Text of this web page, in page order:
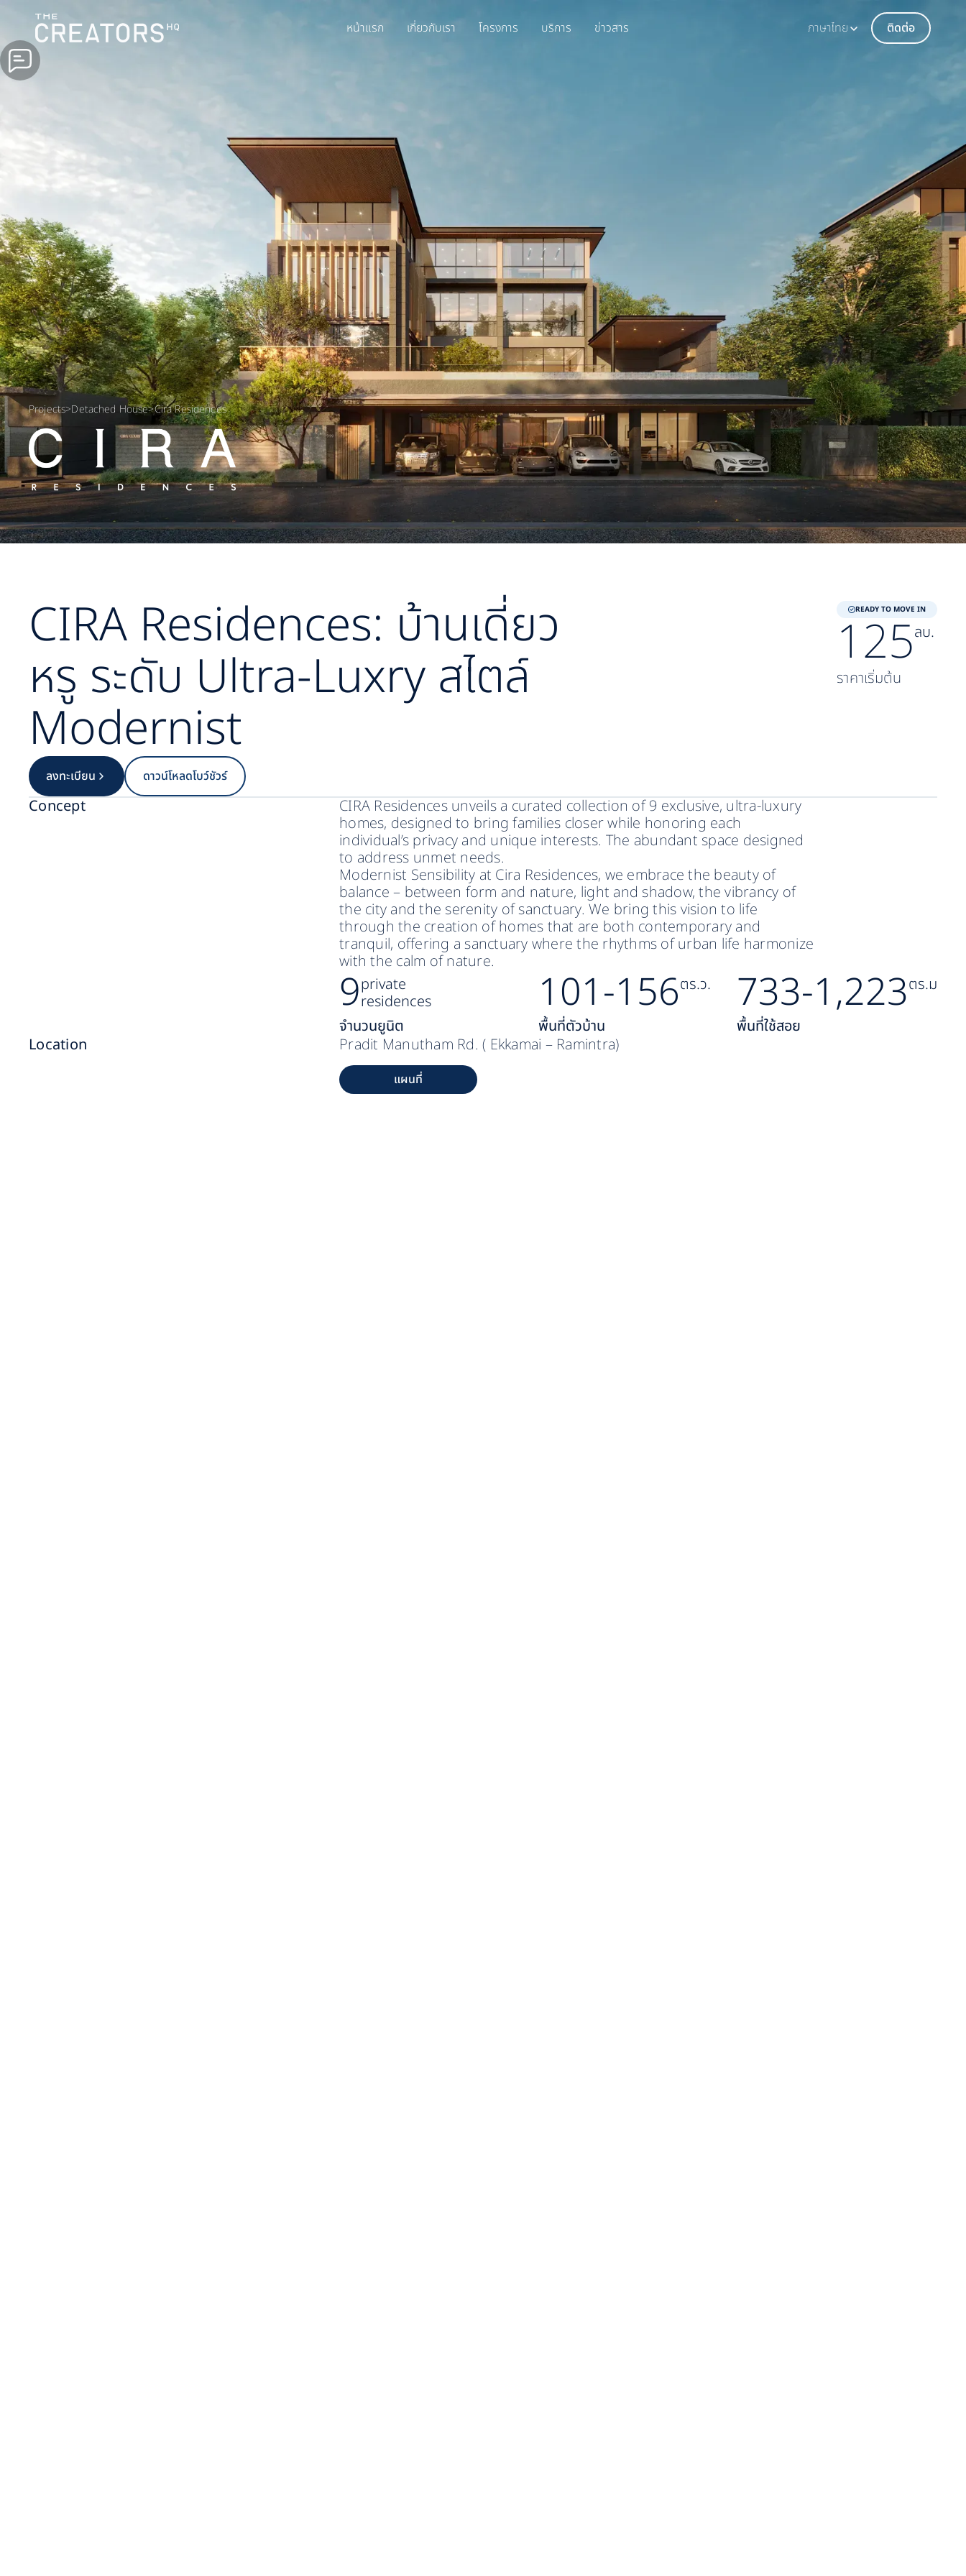
หน้าแรก เกี่ยวกับเรา โครงการ บริการ ข่าวสาร ภาษาไทย ติดต่อ
Projects>Detached House>Cira Residences
CIRA Residences: บ้านเดี่ยว
หรู ระดับ Ultra-Luxry สไตล์
Modernist
ลงทะเบียน ดาวน์โหลดโบว์ชัวร์
READY TO MOVE IN
125ลบ.
ราคาเริ่มต้น
Concept
CIRA Residences unveils a curated collection of 9 exclusive, ultra-luxury
homes, designed to bring families closer while honoring each
individual’s privacy and unique interests. The abundant space designed
to address unmet needs.
Modernist Sensibility at Cira Residences, we embrace the beauty of
balance – between form and nature, light and shadow, the vibrancy of
the city and the serenity of sanctuary. We bring this vision to life
through the creation of homes that are both contemporary and
tranquil, offering a sanctuary where the rhythms of urban life harmonize
with the calm of nature.
9private
residences
จำนวนยูนิต
101-156ตร.ว.
พื้นที่ตัวบ้าน
733-1,223ตร.ม
พื้นที่ใช้สอย
Location
Pradit Manutham Rd. ( Ekkamai – Ramintra)
แผนที่